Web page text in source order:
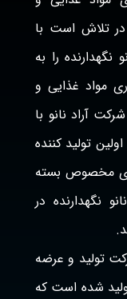
تلاش است با
را به
مواد غذایی و
آراد نانو با
تولید کننده
مخصوص بسته
نگهدارنده در
تولید و عرضه
تولید شده است که